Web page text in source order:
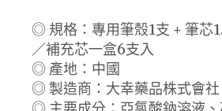
◎ 規格：專用筆殼1支 + 筆芯
／補充芯一盒6支入
◎ 產地：中國
◎ 製造商：大幸藥品株式會社